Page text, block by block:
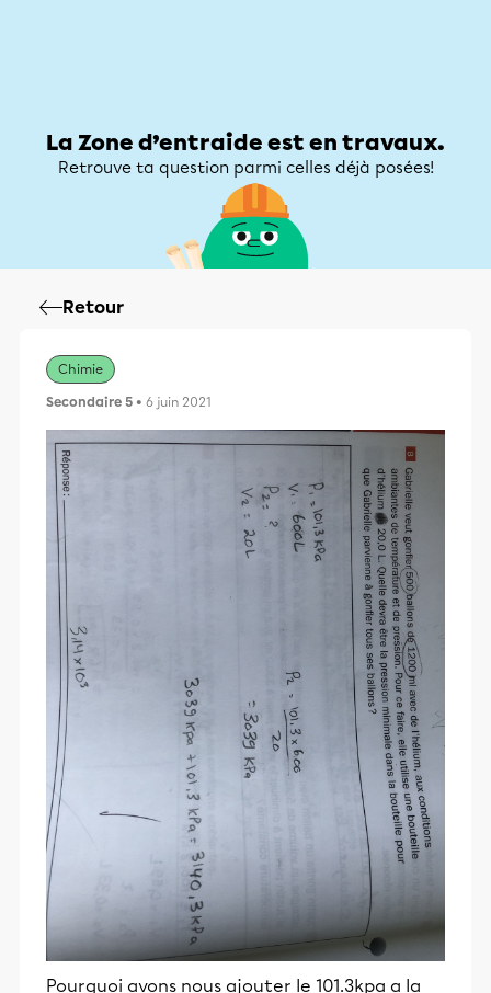
La Zone d’entraide est en travaux.
Retrouve ta question parmi celles déjà posées!
Retour
Chimie
Secondaire 5 • 6 juin 2021
Pourquoi avons nous ajouter le 101.3kpa a la